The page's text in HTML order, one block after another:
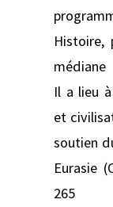
Histoire,
médiane
Il a lieu
et
soutien
Eurasie
265